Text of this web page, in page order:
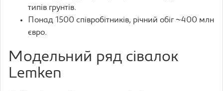
типів грунтів.
Понад 1500 співробітників, річний обіг ~400 млн
євро.
Модельний ряд сівалок
Lemken